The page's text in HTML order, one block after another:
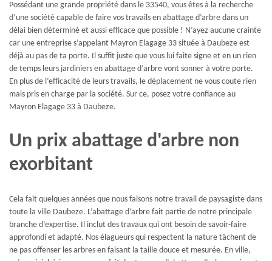
Possédant une grande propriété dans le 33540, vous êtes à la recherche
d’une société capable de faire vos travails en abattage d’arbre dans un
délai bien déterminé et aussi efficace que possible ! N’ayez aucune crainte
car une entreprise s’appelant Mayron Elagage 33 située à Daubeze est
déjà au pas de ta porte. Il suffit juste que vous lui faite signe et en un rien
de temps leurs jardiniers en abattage d’arbre vont sonner à votre porte.
En plus de l’efficacité de leurs travails, le déplacement ne vous coute rien
mais pris en charge par la société. Sur ce, posez votre confiance au
Mayron Elagage 33 à Daubeze.
Un prix abattage d'arbre non
exorbitant
Cela fait quelques années que nous faisons notre travail de paysagiste dans
toute la ville Daubeze. L’abattage d’arbre fait partie de notre principale
branche d’expertise. Il inclut des travaux qui ont besoin de savoir-faire
approfondi et adapté. Nos élagueurs qui respectent la nature tâchent de
ne pas offenser les arbres en faisant la taille douce et mesurée. En ville,